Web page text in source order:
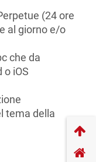
(24 ore
al giorno e/o
che da
iOS
tema della